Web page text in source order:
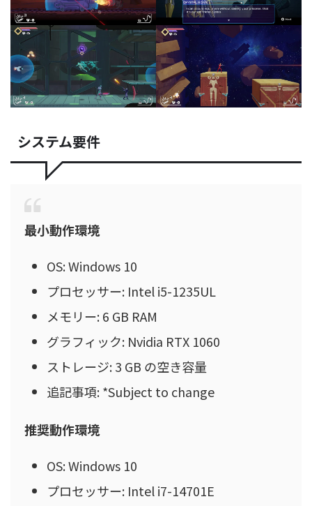
システム要件
最小動作環境
OS: Windows 10
プロセッサー: Intel i5-1235UL
メモリー: 6 GB RAM
グラフィック: Nvidia RTX 1060
ストレージ: 3 GB の空き容量
追記事項: *Subject to change
推奨動作環境
OS: Windows 10
プロセッサー: Intel i7-14701E